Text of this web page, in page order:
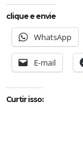
clique e envie
WhatsApp
E-mail
Curtir isso: